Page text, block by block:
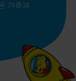
가족과